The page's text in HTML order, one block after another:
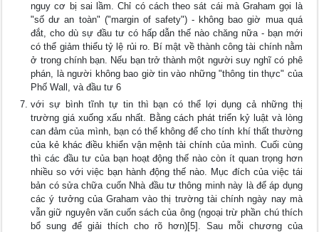
nguy cơ bị sai lầm. Chỉ có cách theo sát cái mà Graham gọi là
"số dư an toàn" ("margin of safety") - không bao giờ mua quá
đắt, cho dù sự đầu tư có hấp dẫn thế nào chăng nữa - bạn mới
có thể giảm thiểu tỷ lệ rủi ro. Bí mật về thành công tài chính nằm
ở trong chính bạn. Nếu bạn trở thành một người suy nghĩ có phê
phán, là người không bao giờ tin vào những "thông tin thực" của
Phố Wall, và đầu tư 6
với sự bình tĩnh tự tin thì bạn có thể lợi dụng cả những thị
trường giá xuống xấu nhất. Bằng cách phát triển kỷ luật và lòng
can đảm của mình, bạn có thể không để cho tính khí thất thường
của kẻ khác điều khiển vận mệnh tài chính của mình. Cuối cùng
thì các đầu tư của bạn hoạt động thế nào còn ít quan trọng hơn
nhiều so với việc bạn hành động thế nào. Mục đích của việc tái
bản có sửa chữa cuốn Nhà đầu tư thông minh này là để áp dụng
các ý tưởng của Graham vào thị trường tài chính ngày nay mà
vẫn giữ nguyên văn cuốn sách của ông (ngoại trừ phần chú thích
bổ sung để giải thích cho rõ hơn)[5]. Sau mỗi chương của